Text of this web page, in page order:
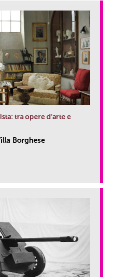
tra opere d'arte e
Borghese